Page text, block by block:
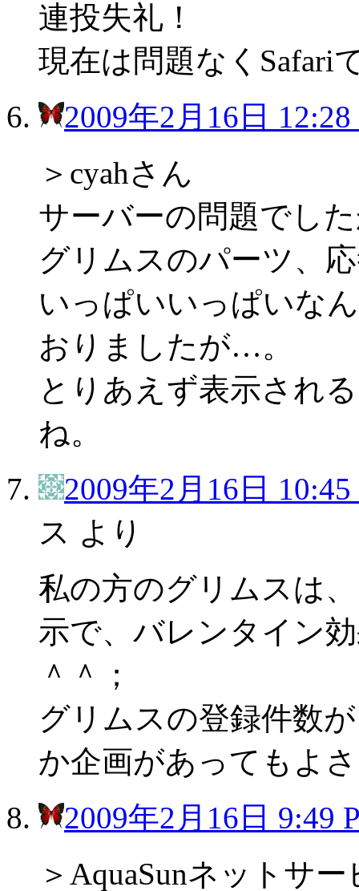
連投失礼！
現在は問題なくSafari
2009年2月16日
＞cyahさん
サーバーの問題でし
グリムスのパーツ、
いっぱいいっぱいな
おりましたが…。
とりあえず表示され
ね。
2009年2月16日
ス より
私の方のグリムスは
示で、バレンタイン
＾＾；
グリムスの登録件数
か企画があってもよ
2009年2月16日 9:49
＞AquaSunネットサ